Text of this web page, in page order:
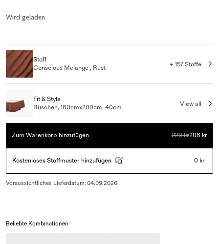
Wird geladen
Stoff
Conscious Melange , Rust
+ 157 Stoffe
Fit & Style
Rüschen, 160cmx200cm, 40cm
View all
Zum Warenkorb hinzufügen 229 kr206 kr
Kostenloses Stoffmuster hinzufügen 0 kr
Voraussichtliches Lieferdatum: 04.09.2026
Beliebte Kombinationen